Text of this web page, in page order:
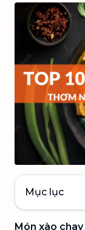
Mục lục
Món xào